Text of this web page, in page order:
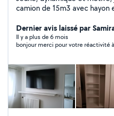
camion de 15m3 avec
meubles. 76 9181985 tel
Dernier avis laissé par
Il y a plus de 6 mois